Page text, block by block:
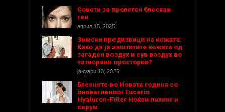
Совети за пролетен блескав
тен
април 15, 2025
Зимски предизвици на кожата:
Како да ја заштитите кожата од
загаден воздух и сув воздух во
затворени простории?
јануари 13, 2025
Блеснете во Новата година со
иновативниот Eucerin
Hyaluron-Filler Ноќен пилинг и
серум